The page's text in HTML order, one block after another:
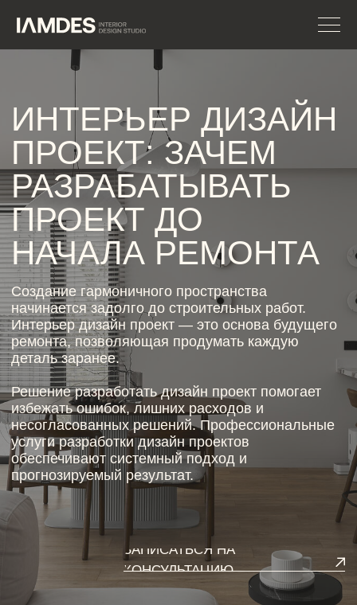
ПРОЕКТ: ЗАЧЕМ
РАЗРАБАТЫВАТЬ
ПРОЕКТ ДО
НАЧАЛА РЕМОНТА
Создание гармоничного пространства
начинается задолго до строительных работ.
Интерьер дизайн проект — это основа будущего
ремонта, позволяющая продумать каждую
деталь заранее.
Решение разработать дизайн проект помогает
избежать ошибок, лишних расходов и
несогласованных решений. Профессиональные
услуги разработки дизайн проектов
обеспечивают системный подход и
прогнозируемый результат.
ЗАПИСАТЬСЯ НА
КОНСУЛЬТАЦИЮ
Полноценный интерьер дизайн проект — это не
просто красивые картинки. Это комплексная
документация, включающая творческую концепцию
и технические расчёты.
ЧТО ТАКОЕ ИНТЕРЬЕР
ДИЗАЙН ПРОЕКТ
И ИЗ ЧЕГО ОН СОСТОИТ